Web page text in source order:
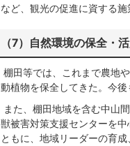
など、観光の促進に資する施
（7）自然環境の保全・
棚田等では、これまで農地
動植物を保全してきた。今
また、棚田地域を含む中山
獣被害対策支援センターを
ともに、地域リーダーの育